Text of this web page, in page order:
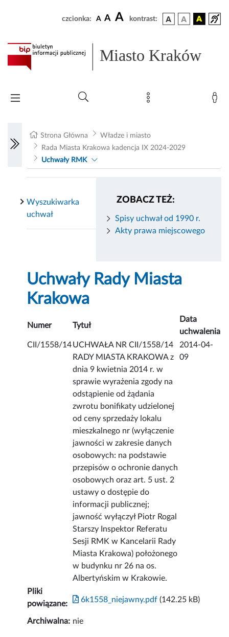
czcionka: A A A kontrast:
Miasto Kraków
Strona Główna
Władze i miasto
Rada Miasta Krakowa kadencja IX 2024-2029
Uchwały RMK
ZOBACZ TEŻ:
Spisy uchwał od 1990 r.
Akty prawa miejscowego
Wyszukiwarka
uchwał
Uchwały Rady Miasta
Krakowa
Numer Tytuł
Data
uchwalenia
CII/1558/14UCHWAŁA NR CII/1558/14
RADY MIASTA KRAKOWA z
dnia 9 kwietnia 2014 r. w
sprawie wyrażenia zgody na
odstąpienie od żądania
zwrotu bonifikaty udzielonej
od ceny sprzedaży lokalu
mieszkalnego nr (wyłączenie
jawności w zakresie danych
osobowych: na podstawie
przepisów o ochronie danych
osobowych oraz art. 5 ust. 2
ustawy o dostępie do
informacji publicznej;
jawność wyłączył Piotr Rogal
Starszy Inspektor Referatu
Sesji RMK w Kancelarii Rady
Miasta Krakowa) położonego
w budynku nr 26 na os.
Albertyńskim w Krakowie.
2014-04-
09
Pliki
powiązane:
6k1558_niejawny.pdf (142.25 kB)
Archiwalna: nie